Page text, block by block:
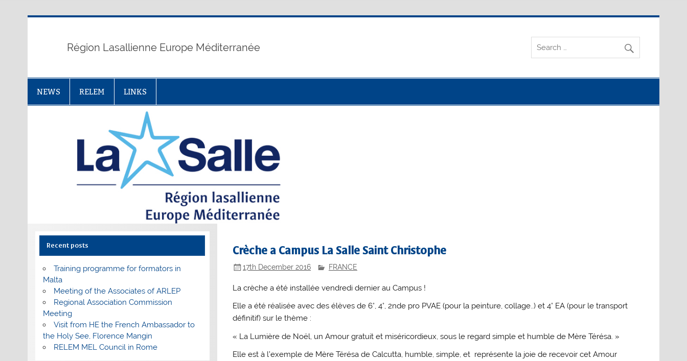
Région Lasallienne Europe Méditerranée
NEWS RELEM LINKS
Crèche a Campus La Salle Saint Christophe
17th December 2016 FRANCE
La crèche a été installée vendredi dernier au Campus !
Elle a été réalisée avec des élèves de 6°, 4°, 2nde pro PVAE (pour la peinture, collage..) et 4° EA (pour le transport
définitif) sur le thème :
« La Lumière de Noël, un Amour gratuit et miséricordieux, sous le regard simple et humble de Mère Térésa. »
Elle est à l’exemple de Mère Térésa de Calcutta, humble, simple, et représente la joie de recevoir cet Amour
Recent posts
Training programme for formators in
Malta
Meeting of the Associates of ARLEP
Regional Association Commission
Meeting
Visit from HE the French Ambassador to
the Holy See, Florence Mangin
RELEM MEL Council in Rome